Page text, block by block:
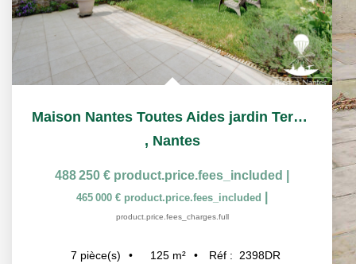
Maison Nantes Toutes Aides jardin Terrasse et garage
, Nantes
488 250 € product.price.fees_included
465 000 € product.price.fees_included
product.price.fees_charges.full
7 pièce(s) 125 m² Réf : 2398DR